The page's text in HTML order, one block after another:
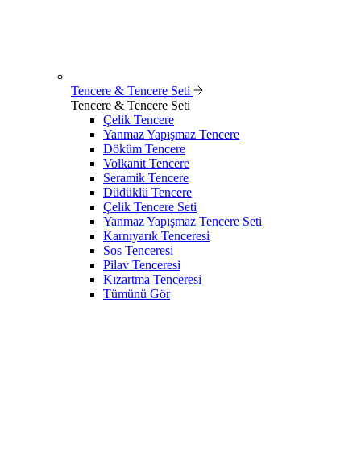
Tencere & Tencere Seti
Tencere & Tencere Seti
Çelik Tencere
Yanmaz Yapışmaz Tencere
Döküm Tencere
Volkanit Tencere
Seramik Tencere
Düdüklü Tencere
Çelik Tencere Seti
Yanmaz Yapışmaz Tencere Seti
Karnıyarık Tenceresi
Sos Tenceresi
Pilav Tenceresi
Kızartma Tenceresi
Tümünü Gör